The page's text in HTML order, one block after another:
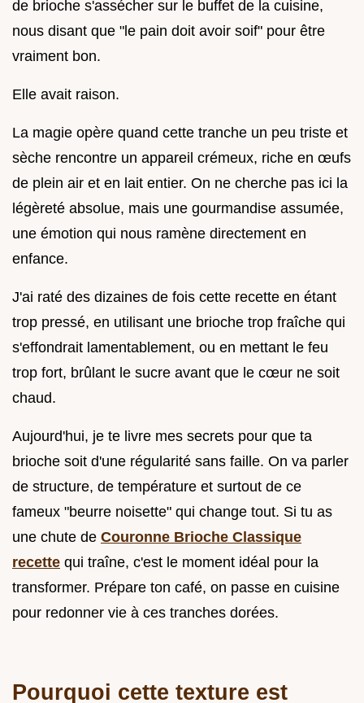
de brioche s'assécher sur le buffet de la cuisine,
nous disant que "le pain doit avoir soif" pour être
vraiment bon.
Elle avait raison.
La magie opère quand cette tranche un peu triste et
sèche rencontre un appareil crémeux, riche en œufs
de plein air et en lait entier. On ne cherche pas ici la
légèreté absolue, mais une gourmandise assumée,
une émotion qui nous ramène directement en
enfance.
J'ai raté des dizaines de fois cette recette en étant
trop pressé, en utilisant une brioche trop fraîche qui
s'effondrait lamentablement, ou en mettant le feu
trop fort, brûlant le sucre avant que le cœur ne soit
chaud.
Aujourd'hui, je te livre mes secrets pour que ta
brioche soit d'une régularité sans faille. On va parler
de structure, de température et surtout de ce
fameux "beurre noisette" qui change tout. Si tu as
une chute de Couronne Brioche Classique
recette qui traîne, c'est le moment idéal pour la
transformer. Prépare ton café, on passe en cuisine
pour redonner vie à ces tranches dorées.
Pourquoi cette texture est